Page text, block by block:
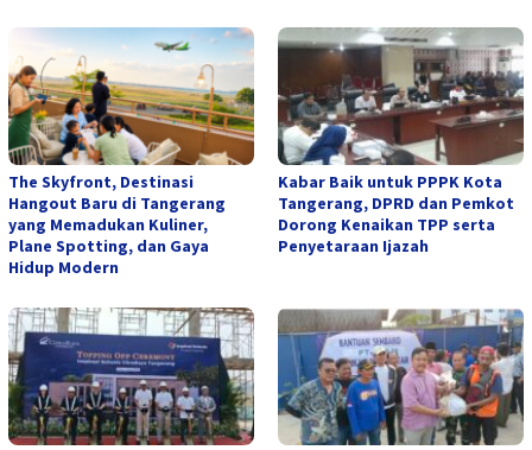
The Skyfront, Destinasi
Hangout Baru di Tangerang
yang Memadukan Kuliner,
Plane Spotting, dan Gaya
Hidup Modern
Kabar Baik untuk PPPK Kota
Tangerang, DPRD dan Pemkot
Dorong Kenaikan TPP serta
Penyetaraan Ijazah